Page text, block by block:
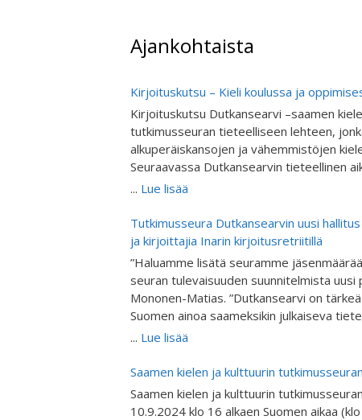
Ajankohtaista
Kirjoituskutsu – Kieli koulussa ja
Kirjoituskutsu Dutkansearvi –saamen
tutkimusseuran tieteelliseen lehteen,
alkuperäiskansojen ja vähemmistöjen
Seuraavassa Dutkansearvin tieteellinen
teemanumerossa käsitellään
vertaisarvioitu. Kutsumme tutkijoita ja
artikkeleita alkuperäiskansojen ja
ja kielitietoisen opetuksen tutkimuksen
skuvllas ja oahppamis” eli “Kieli koulussa
Teemanumeron toimittavat FT Inker-Anni
Ellen Juuso, professori Hanna Outakoski
Keskitalo. Artikkelit voivat käsitellä:
Vähemmistökielten opetusta
opetuksessa ( engl. scaffolding)
Kieltenopetuksen digitalisaatiota
Kielten asemaa kouluissa ja
... Lue lisää
Tutkimusseura Dutkansearvin uusi
ja kirjoittajia Inarin kirjoitusretriitillä
”Haluamme lisätä seuramme
seuran tulevaisuuden suunnitelmista uusi
Mononen-Matias. ”Dutkansearvi on
Suomen ainoa saameksikin julkaiseva
mukaan erityisesti saamen ja muiden
tulemaan jäseniksemme, kirjoittamaan ja
mielenkiintoisia teemoja tuleviin
... Lue lisää
Saamen kielen ja kulttuurin
Saamen kielen ja kulttuurin
10.9.2024 klo 16 alkaen Suomen aikaa